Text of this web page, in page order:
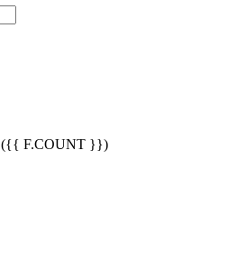
({{ F.COUNT }})